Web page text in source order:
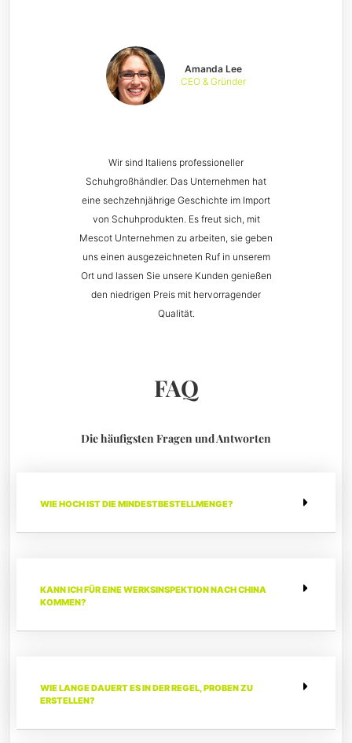
Wir sind Italiens professioneller
Schuhgroßhändler. Das Unternehmen hat
eine sechzehnjährige Geschichte im Import
von Schuhprodukten. Es freut sich, mit
Mescot Unternehmen zu arbeiten, sie geben
uns einen ausgezeichneten Ruf in unserem
Ort und lassen Sie unsere Kunden genießen
den niedrigen Preis mit hervorragender
Qualität.
Amanda Lee
CEO & Gründer
FAQ
Die häufigsten Fragen und Antworten
WIE HOCH IST DIE MINDESTBESTELLMENGE?
KANN ICH FÜR EINE WERKSINSPEKTION NACH CHINA
KOMMEN?
WIE LANGE DAUERT ES IN DER REGEL, PROBEN ZU
ERSTELLEN?